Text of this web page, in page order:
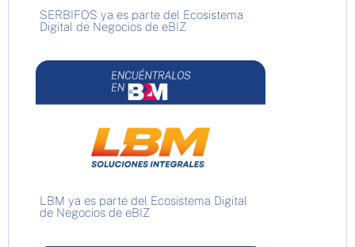
SERBIFOS ya es parte del Ecosistema
Digital de Negocios de eBIZ
LBM ya es parte del Ecosistema Digital
de Negocios de eBIZ